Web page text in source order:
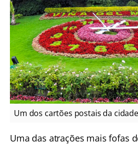
Um dos cartões postais da cidade
Uma das atrações mais fofas